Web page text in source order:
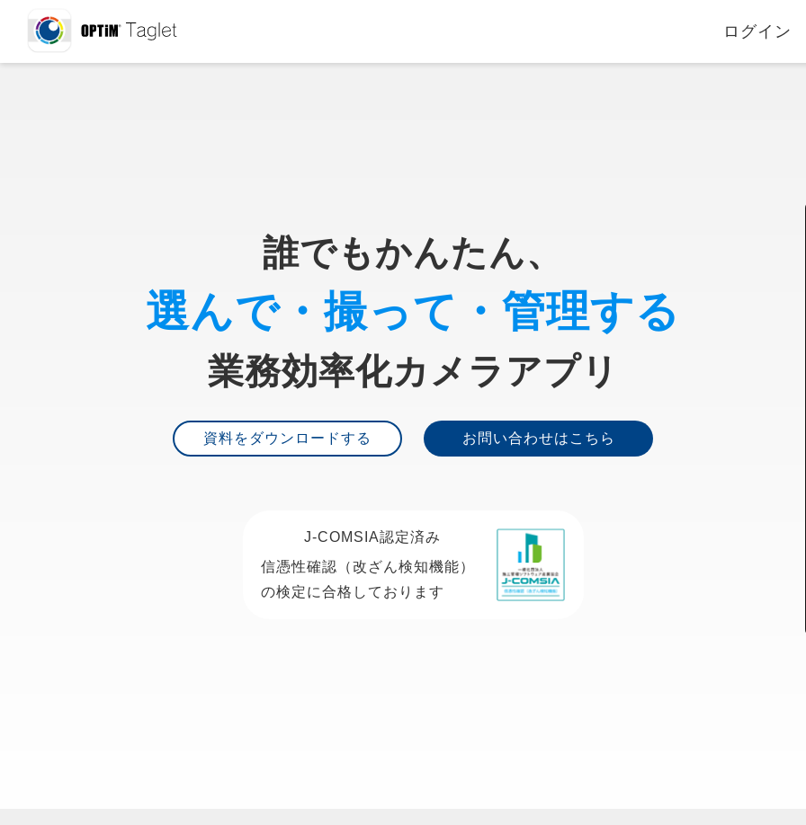
ログイン
誰でもかんたん、
選んで・撮って・管理する
業務効率化カメラアプリ
資料をダウンロードする お問い合わせはこちら
J-COMSIA認定済み
信憑性確認（改ざん検知機能）
の検定に合格しております